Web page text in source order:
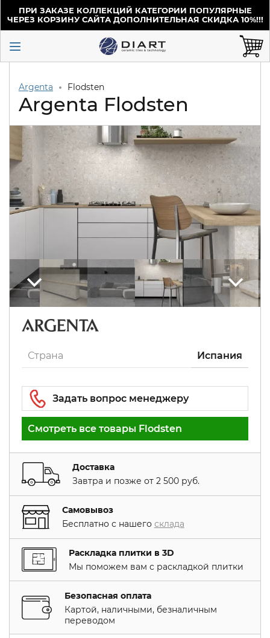
ПРИ ЗАКАЗЕ КОЛЛЕКЦИЙ КАТЕГОРИИ ПОПУЛЯРНЫЕ
ЧЕРЕЗ КОРЗИНУ САЙТА ДОПОЛНИТЕЛЬНАЯ СКИДКА 10%!!!
Argenta Flodsten
Argenta Flodsten
Страна Испания
Смотреть все товары Flodsten
Доставка
Завтра и позже от 2 500 руб.
Самовывоз
Бесплатно с нашего склада
Раскладка плитки в 3D
Мы поможем вам с раскладкой плитки
Безопасная оплата
Картой, наличными, безналичным
переводом